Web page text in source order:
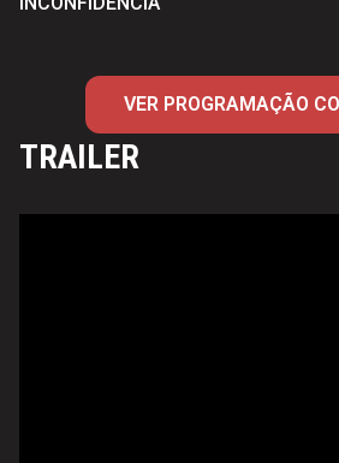
VER PROGRAMAÇÃO
TRAILER